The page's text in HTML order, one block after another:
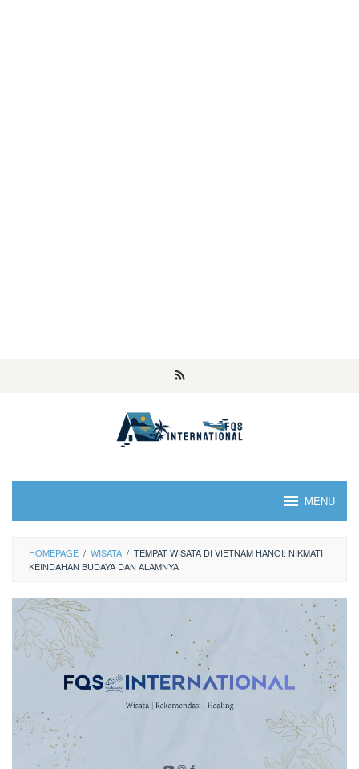
MENU
HOMEPAGE / WISATA / TEMPAT WISATA DI VIETNAM HANOI: NIKMATI
KEINDAHAN BUDAYA DAN ALAMNYA